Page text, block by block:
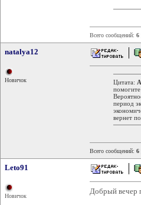
Всего сообщений: 6
natalya12
Новичок Цитата:
помогите
период
вернет
Всего сообщений: 6
Leto91
Новичок
Добрый вечер